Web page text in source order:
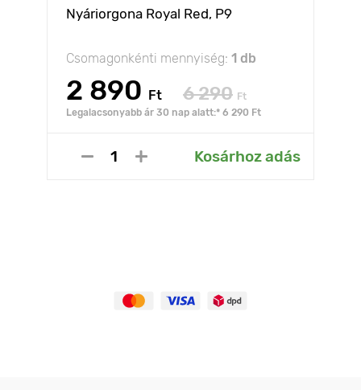
Nyáriorgona Royal Red, P9
Csomagonkénti mennyiség: 1 db
2 890 Ft 6 290 Ft
Legalacsonyabb ár 30 nap alatt:* 6 290 Ft
Kosárhoz adás